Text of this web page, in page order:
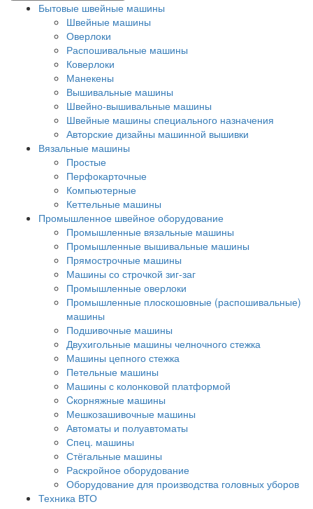
Бытовые швейные машины
Швейные машины
Оверлоки
Распошивальные машины
Коверлоки
Манекены
Вышивальные машины
Швейно-вышивальные машины
Швейные машины специального назначения
Авторские дизайны машинной вышивки
Вязальные машины
Простые
Перфокарточные
Компьютерные
Кеттельные машины
Промышленное швейное оборудование
Промышленные вязальные машины
Промышленные вышивальные машины
Прямострочные машины
Машины со строчкой зиг-заг
Промышленные оверлоки
Промышленные плоскошовные (распошивальные)
машины
Подшивочные машины
Двухигольные машины челночного стежка
Машины цепного стежка
Петельные машины
Машины с колонковой платформой
Cкорняжные машины
Мешкозашивочные машины
Автоматы и полуавтоматы
Спец. машины
Стёгальные машины
Раскройное оборудование
Оборудование для производства головных уборов
Техника ВТО